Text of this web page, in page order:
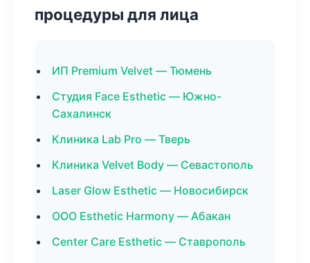
процедуры для лица
ИП Premium Velvet — Тюмень
Студия Face Esthetic — Южно-
Сахалинск
Клиника Lab Pro — Тверь
Клиника Velvet Body — Севастополь
Laser Glow Esthetic — Новосибирск
ООО Esthetic Harmony — Абакан
Center Care Esthetic — Ставрополь